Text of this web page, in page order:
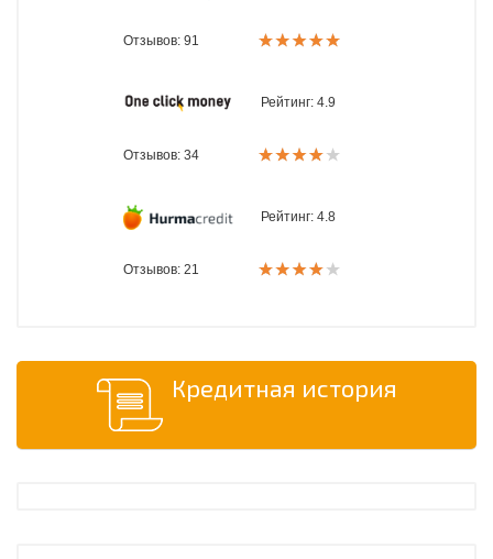
Отзывов: 91
Рейтинг: 4.9
Отзывов: 34
Рейтинг: 4.8
Отзывов: 21
Кредитная история